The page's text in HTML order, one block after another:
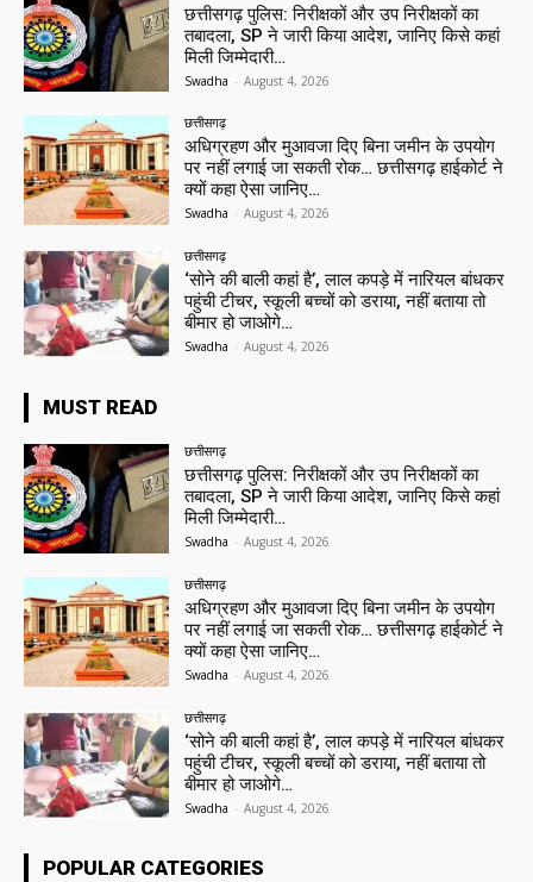
छत्तीसगढ़ पुलिस: निरीक्षकों और उप निरीक्षकों का
तबादला, SP ने जारी किया आदेश, जानिए किसे कहां
मिली जिम्मेदारी…
Swadha - August 4, 2026
छत्तीसगढ़
अधिग्रहण और मुआवजा दिए बिना जमीन के उपयोग
पर नहीं लगाई जा सकती रोक… छत्तीसगढ़ हाईकोर्ट ने
क्यों कहा ऐसा जानिए…
Swadha - August 4, 2026
छत्तीसगढ़
‘सोने की बाली कहां है’, लाल कपड़े में नारियल बांधकर
पहुंची टीचर, स्कूली बच्चों को डराया, नहीं बताया तो
बीमार हो जाओगे…
Swadha - August 4, 2026
MUST READ
छत्तीसगढ़
छत्तीसगढ़ पुलिस: निरीक्षकों और उप निरीक्षकों का
तबादला, SP ने जारी किया आदेश, जानिए किसे कहां
मिली जिम्मेदारी…
Swadha - August 4, 2026
छत्तीसगढ़
अधिग्रहण और मुआवजा दिए बिना जमीन के उपयोग
पर नहीं लगाई जा सकती रोक… छत्तीसगढ़ हाईकोर्ट ने
क्यों कहा ऐसा जानिए…
Swadha - August 4, 2026
छत्तीसगढ़
‘सोने की बाली कहां है’, लाल कपड़े में नारियल बांधकर
पहुंची टीचर, स्कूली बच्चों को डराया, नहीं बताया तो
बीमार हो जाओगे…
Swadha - August 4, 2026
POPULAR CATEGORIES